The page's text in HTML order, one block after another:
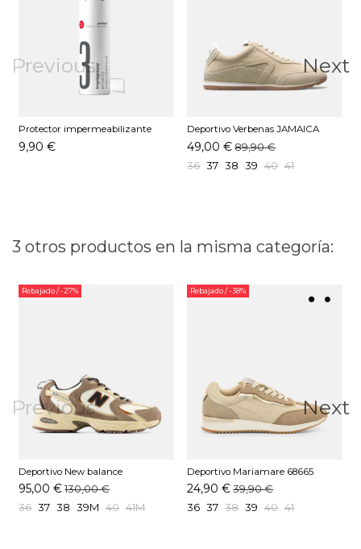
Previous
Protector impermeabilizante
Pedag 250 ML
9,90 €
Deportivo Verbenas JAMAICA
Piedra
49,00 € 89,90 €
36 37 38 39 40 41
Next
3 otros productos en la misma categoría:
Previous
Rebajado/ -27%
Deportivo New balance
MR530SNC Marrón
95,00 € 130,00 €
36 37 38 39M 40 41M
Rebajado/ -38%
Deportivo Mariamare 68665
C59394 Beige
24,90 € 39,90 €
36 37 38 39 40 41
Next